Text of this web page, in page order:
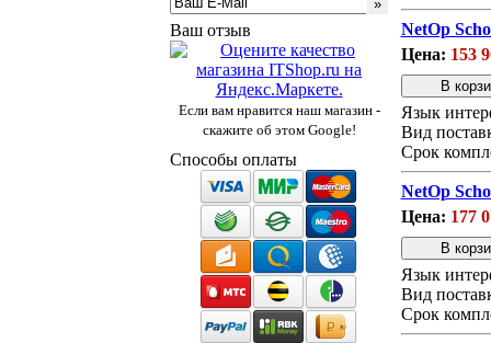
Ваш отзыв
Если вам нравится наш магазин -
скажите об этом Google!
Способы оплаты
NetOp
Цена: 153
Язык
Вид
Срок
NetOp
Цена: 177
Язык
Вид
Срок